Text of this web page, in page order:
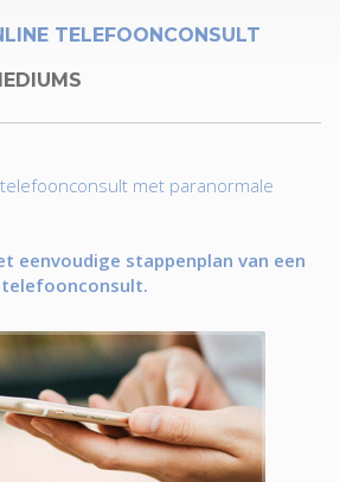
TELEFOONCONSULT
met paranormale
eenvoudige stappenplan van een